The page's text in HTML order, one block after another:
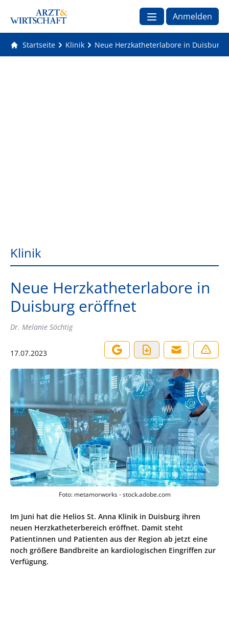
Anmelden
Startseite Klinik Neue Herzkatheterlabore in Duisburg
Klinik
Neue Herzkatheterlabore in
Duisburg eröffnet
Dr. Melanie Söchtig
17.07.2023
Foto: metamorworks - stock.adobe.com
Im Juni hat die Helios St. Anna Klinik in Duisburg ihren
neuen Herzkatheterbereich eröffnet. Damit steht
Patientinnen und Patienten aus der Region ab jetzt eine
noch größere Bandbreite an kardiologischen Eingriffen zur
Verfügung.